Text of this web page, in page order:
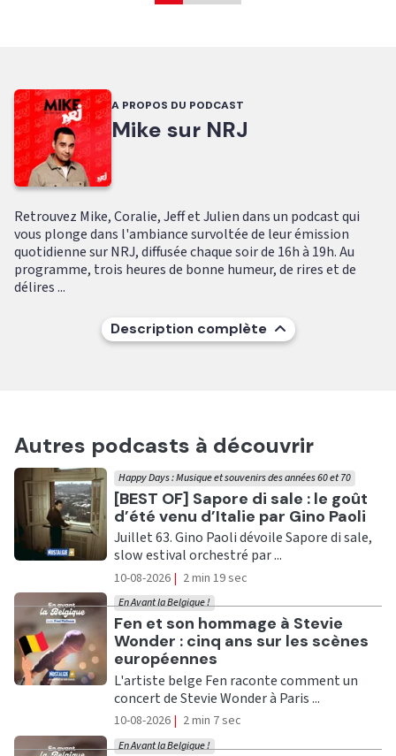
A PROPOS DU PODCAST
Mike sur NRJ
Retrouvez Mike, Coralie, Jeff et Julien dans un podcast qui
vous plonge dans l'ambiance survoltée de leur émission
quotidienne sur NRJ, diffusée chaque soir de 16h à 19h. Au
programme, trois heures de bonne humeur, de rires et de
délires ...
Description complète
Autres podcasts à découvrir
Ecouter
[BEST OF] Sapore di sale : le goût
d’été venu d’Italie par Gino Paoli
Happy Days : Musique et souvenirs des années 60 et 70
Juillet 63. Gino Paoli dévoile Sapore di sale,
slow estival orchestré par ...
10-08-2026 | 2 min 19 sec
Ecouter
Fen et son hommage à Stevie
Wonder : cinq ans sur les scènes
européennes
En Avant la Belgique !
L'artiste belge Fen raconte comment un
concert de Stevie Wonder à Paris ...
10-08-2026 | 2 min 7 sec
En Avant la Belgique !